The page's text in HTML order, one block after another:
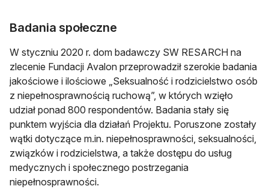
Badania społeczne
W styczniu 2020 r. dom badawczy SW RESARCH na
zlecenie Fundacji Avalon przeprowadził szerokie badania
jakościowe i ilościowe „Seksualność i rodzicielstwo osób
z niepełnosprawnością ruchową”, w których wzięło
udział ponad 800 respondentów. Badania stały się
punktem wyjścia dla działań Projektu. Poruszone zostały
wątki dotyczące m.in. niepełnosprawności, seksualności,
związków i rodzicielstwa, a także dostępu do usług
medycznych i społecznego postrzegania
niepełnosprawności.